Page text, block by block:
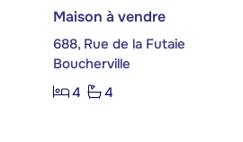
Maison à vendre
688, Rue de la Futaie
Boucherville
4
4